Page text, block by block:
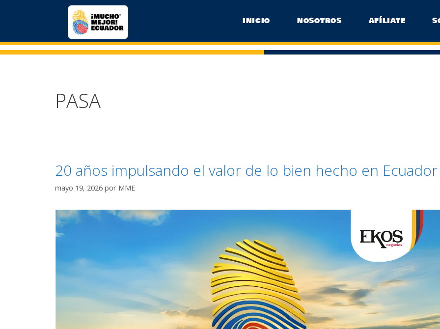
INICIO NOSOTROS AFÍLIATE
PASA
20 años impulsando el valor de lo bien hecho en Ecuador
mayo 19, 2026 por MME